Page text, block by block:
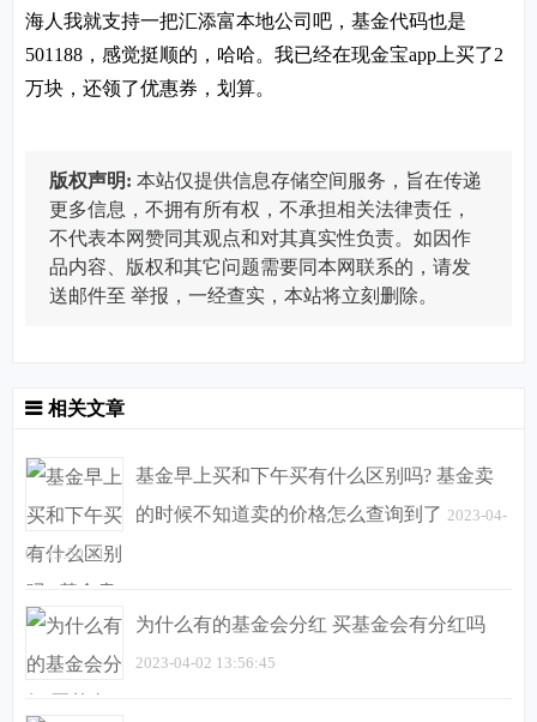
海人我就支持一把汇添富本地公司吧，基金代码也是
501188，感觉挺顺的，哈哈。我已经在现金宝app上买了2
万块，还领了优惠券，划算。
版权声明: 本站仅提供信息存储空间服务，旨在传递
更多信息，不拥有所有权，不承担相关法律责任，
不代表本网赞同其观点和对其真实性负责。如因作
品内容、版权和其它问题需要同本网联系的，请发
送邮件至 举报，一经查实，本站将立刻删除。
相关文章
基金早上买和下午买有什么区别吗? 基金卖
的时候不知道卖的价格怎么查询到了 2023-04-
02 13:50:41
为什么有的基金会分红 买基金会有分红吗
2023-04-02 13:56:45